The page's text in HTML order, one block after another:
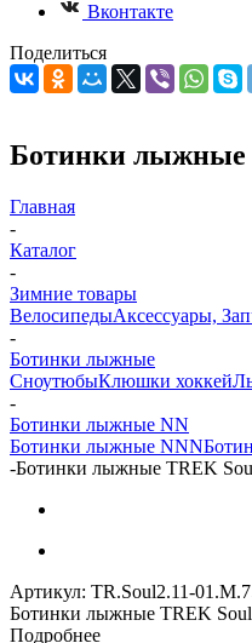
Вконтакте
Поделиться
Ботинки лыжные
Главная
-
Каталог
-
Зимние товары
ВелосипедыАксессуары,
-
Ботинки лыжные
СноутюбыКлюшки хоккей
-
Ботинки лыжные NN
Ботинки лыжные NNN
-Ботинки лыжные TREK
Артикул: TR.Soul2.11-
Ботинки лыжные TREK
Подробнее